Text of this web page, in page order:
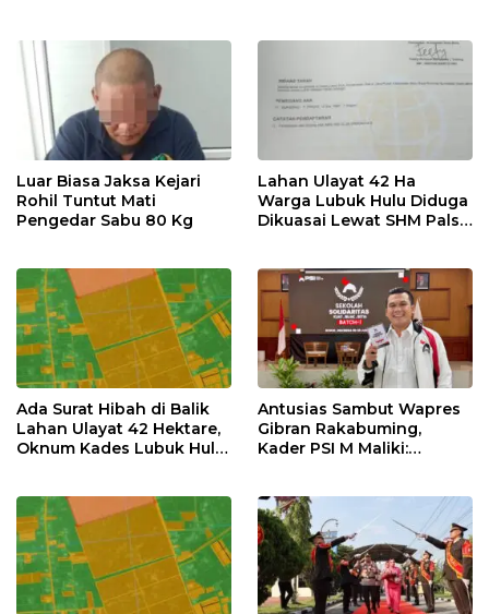
Dipertanyakan
Luar Biasa Jaksa Kejari
Rohil Tuntut Mati
Pengedar Sabu 80 Kg
Lahan Ulayat 42 Ha
Warga Lubuk Hulu Diduga
Dikuasai Lewat SHM Palsu
Ada Surat Hibah di Balik
Lahan Ulayat 42 Hektare,
Oknum Kades Lubuk Hulu
Antusias Sambut Wapres
Gibran Rakabuming,
Kader PSI M Maliki: